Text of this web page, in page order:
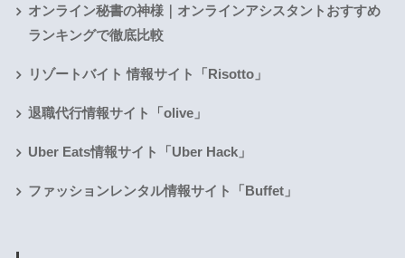
オンライン秘書の神様｜オンラインアシスタントおすすめ
ランキングで徹底比較
リゾートバイト 情報サイト「Risotto」
退職代行情報サイト「olive」
Uber Eats情報サイト「Uber Hack」
ファッションレンタル情報サイト「Buffet」